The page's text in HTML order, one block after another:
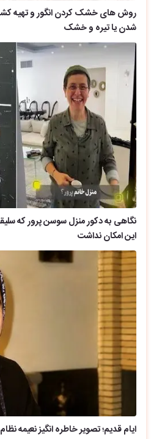
روش های خشک کردن انگور و تهیه
شدن یا تیره و خشک
نگاهی به دکور منزل سوسن پرور که
این امکان نداشت
ایام قدیم؛ تصویر خاطره انگیز